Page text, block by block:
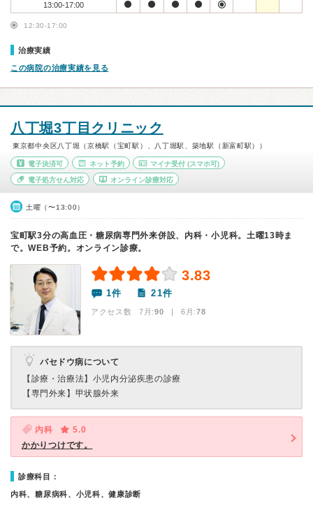
13:00-17:00
12:30-17:00
治療実績
この病院の治療実績を見る
八丁堀3丁目クリニック
東京都中央区八丁堀（京橋駅（宝町駅）、八丁堀駅、築地駅（新富町駅））
電子決済可 ネット予約 マイナ受付 (スマホ可)
電子処方せん対応 オンライン診療対応
土曜（〜13:00）
宝町駅3分の高血圧・糖尿病専門外来併設、内科・小児科。土曜13時ま
で。WEB予約。オンライン診療。
3.83
1件 21件
アクセス数 7月:90 | 6月:78
バセドウ病について
【診療・治療法】 小児内分泌疾患の診療
【専門外来】 甲状腺外来
内科
5.0
かかりつけです。
診療科目：
内科、糖尿病科、小児科、健康診断